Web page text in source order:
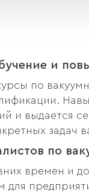
и
по
и выдается
задач
по
времен и